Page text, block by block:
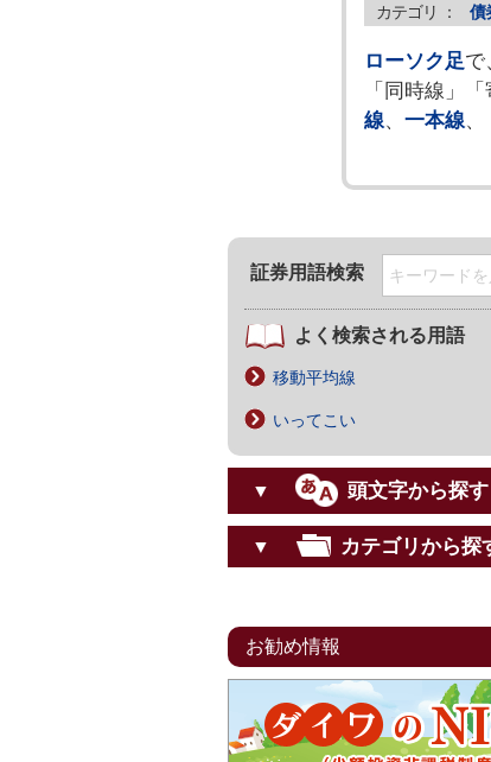
カテゴリ ： 債
ローソク足で
「同時線」
線、 一本線、
証券用語検索
よく検索される用語
移動平均線
いってこい
▼ 頭文字から探す
▼ カテゴリから探
お勧め情報